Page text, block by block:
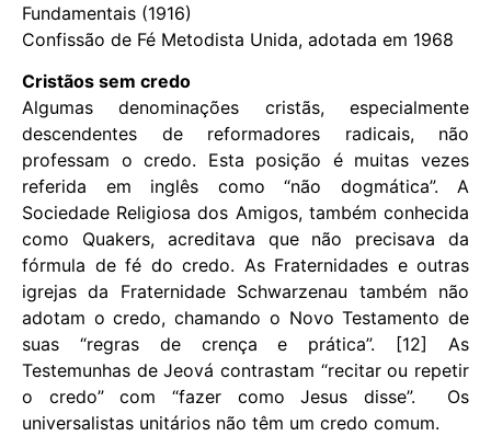
Fundamentais (1916)
Confissão de Fé Metodista Unida, adotada em 1968
Cristãos sem credo
Algumas denominações cristãs, especialmente
descendentes de reformadores radicais, não
professam o credo. Esta posição é muitas vezes
referida em inglês como “não dogmática”. A
Sociedade Religiosa dos Amigos, também conhecida
como Quakers, acreditava que não precisava da
fórmula de fé do credo. As Fraternidades e outras
igrejas da Fraternidade Schwarzenau também não
adotam o credo, chamando o Novo Testamento de
suas “regras de crença e prática”. [12] As
Testemunhas de Jeová contrastam “recitar ou repetir
o credo” com “fazer como Jesus disse”. Os
universalistas unitários não têm um credo comum.